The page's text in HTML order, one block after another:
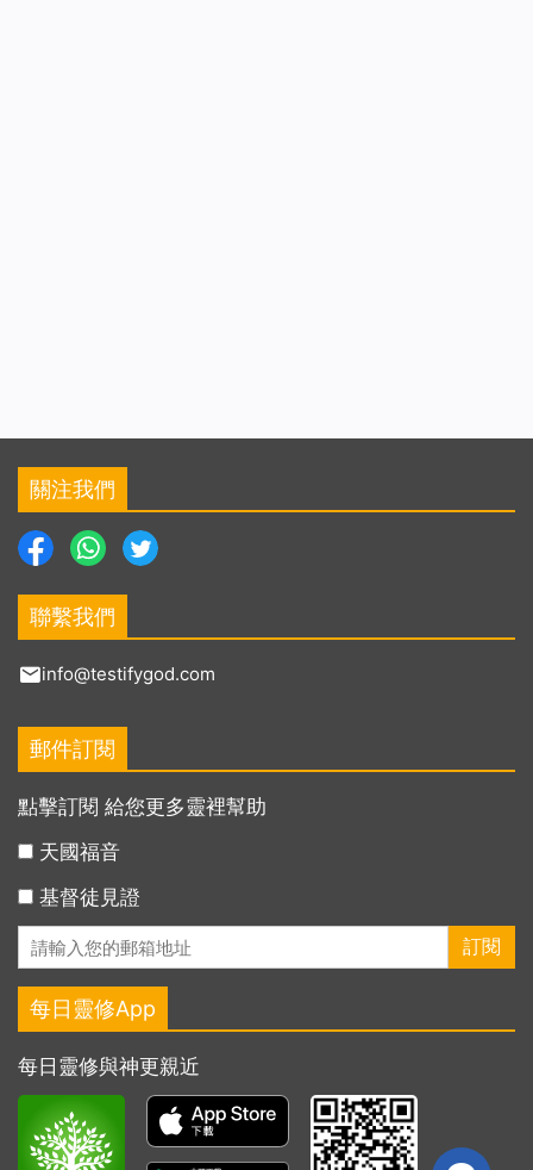
關注我們
聯繫我們
info@testifygod.com
郵件訂閱
點擊訂閱 給您更多靈裡幫助
天國福音
基督徒見證
每日靈修App
每日靈修與神更親近